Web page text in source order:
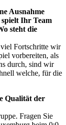
Ausnahme
spielt Ihr Team
steht die
Fortschritte wir
vorbereiten, als
durch, sind wir
welche, für die
Qualität der
Fragen Sie